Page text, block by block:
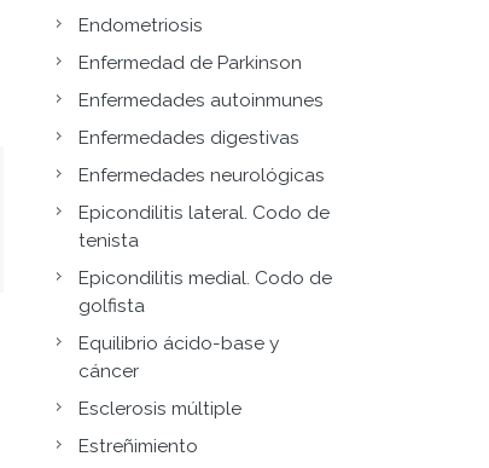
Endometriosis
Enfermedad de Parkinson
Enfermedades autoinmunes
Enfermedades digestivas
Enfermedades neurológicas
Epicondilitis lateral. Codo de
tenista
Epicondilitis medial. Codo de
golfista
Equilibrio ácido-base y
cáncer
Esclerosis múltiple
Estreñimiento